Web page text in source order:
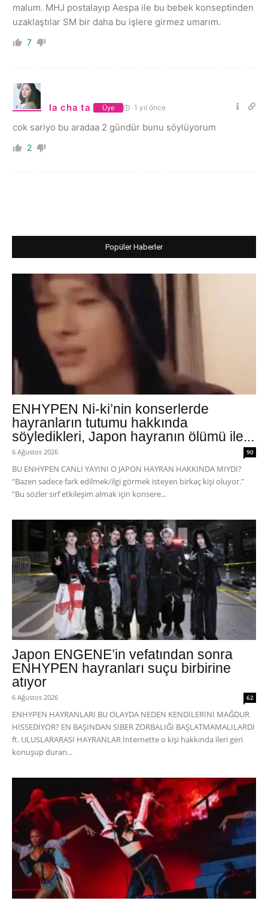
malum. MHJ postalayıp Aespa ile bu bebek konseptinden
uzaklaştılar SM bir daha bu işlere girmez umarım.
7
la cha ta Üye 1 yıl önce
cok sariyo bu aradaa 2 gündür bunu söylüyorum
2
Popüler Haberler
ENHYPEN Ni-ki’nin konserlerde
hayranların tutumu hakkında
söyledikleri, Japon hayranın ölümü ile...
6 Ağustos 2026 90
BU ENHYPEN CANLI YAYINI O JAPON HAYRAN HAKKINDA MIYDI?
"Bazen sadece fark edilmek/ilgi görmek isteyen birkaç kişi oluyor."
"Bu sözler sırf etkileşim almak için konsere...
Japon ENGENE’in vefatından sonra
ENHYPEN hayranları suçu birbirine
atıyor
6 Ağustos 2026 62
ENHYPEN HAYRANLARI BU OLAYDA NEDEN KENDİLERİNİ MAĞDUR
HİSSEDİYOR? EN BAŞINDAN SİBER ZORBALIĞI BAŞLATMAMALILARDI
ft. ULUSLARARASI HAYRANLAR İnternette o kişi hakkında ileri geri
konuşup duran...